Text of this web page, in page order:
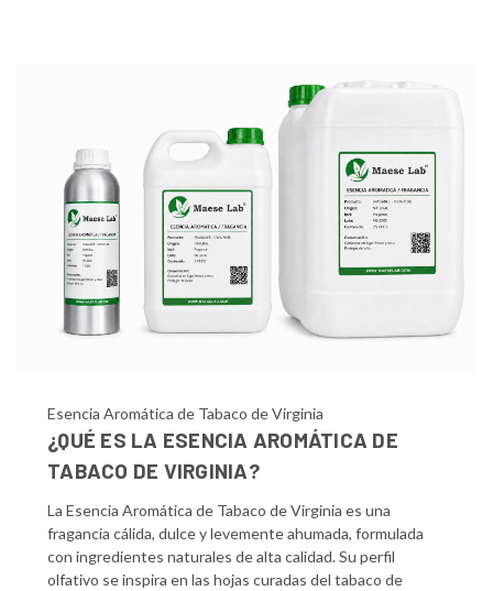
Esencia Aromática de Tabaco de Virginia
¿QUÉ ES LA ESENCIA AROMÁTICA DE
TABACO DE VIRGINIA?
La Esencia Aromática de Tabaco de Virginia es una
fragancia cálida, dulce y levemente ahumada, formulada
con ingredientes naturales de alta calidad. Su perfil
olfativo se inspira en las hojas curadas del tabaco de